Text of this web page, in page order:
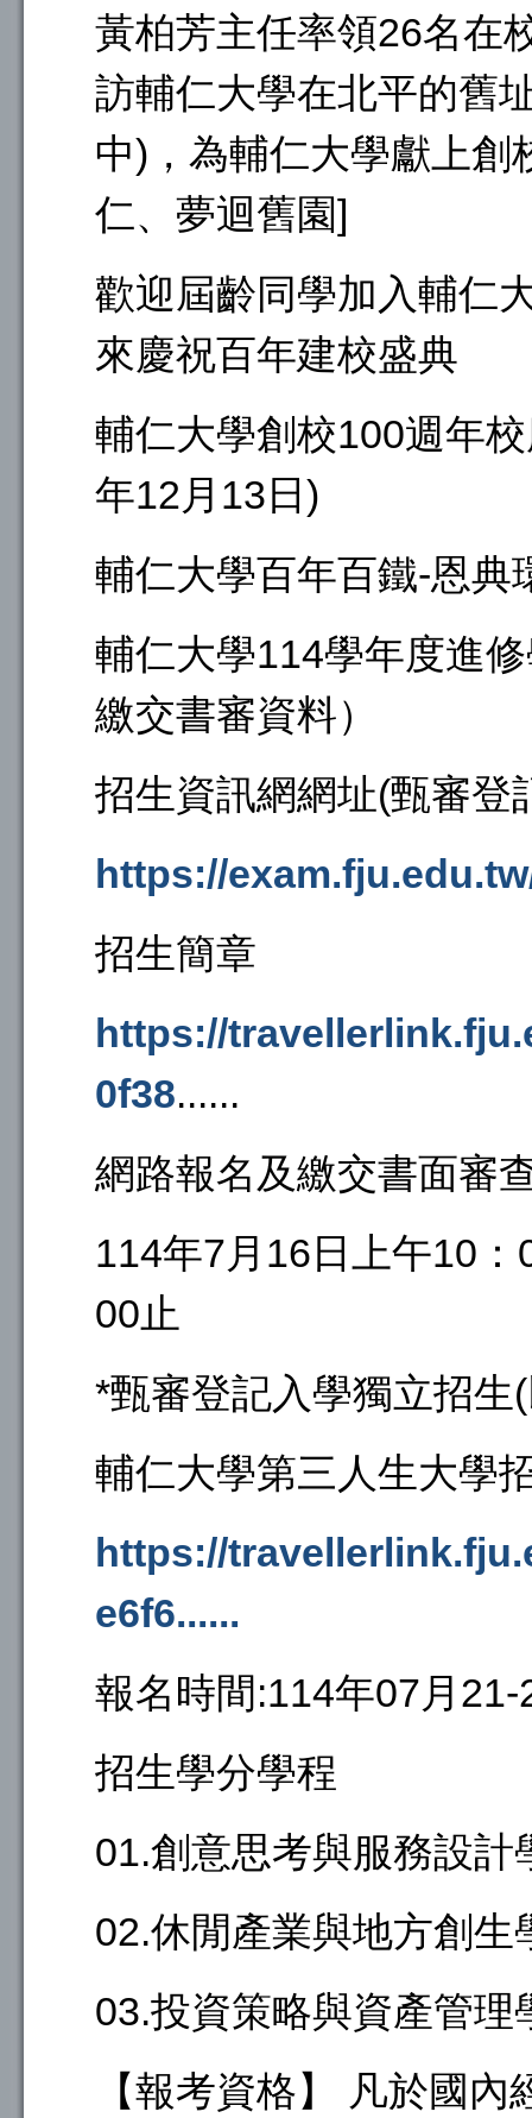
黃柏芳主任率領26名在
訪輔仁大學在北平的舊
中)，為輔仁大學獻上創
仁、夢迴舊園]
歡迎屆齡同學加入輔仁
來慶祝百年建校盛典
輔仁大學創校100週年
年12月13日)
輔仁大學百年百鐵-恩典
輔仁大學114學年度進
繳交書審資料）
招生資訊網網址(甄審登
https://
招生簡章
https://
0f38......
網路報名及繳交書面審
114年7月16日上午10
00止
*甄審登記入學獨立招生
輔仁大學第三人生大學
https://
e6f6......
報名時間:114年07月21-
招生學分學程
01.創意思考與服務設計
02.休閒產業與地方創生
03.投資策略與資產管理
【報考資格】 凡於國